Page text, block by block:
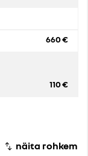
660 €
110 €